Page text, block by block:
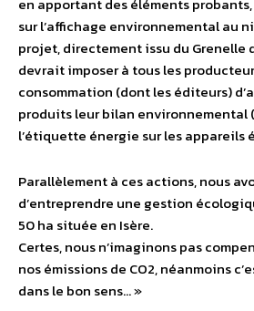
en apportant des éléments
sur l’affichage environnemental au
projet, directement issu du Grenelle
devrait imposer à tous les
consommation (dont les éditeurs)
produits leur bilan environnemental
l’étiquette énergie sur les appareils
Parallèlement à ces actions, nous
d’entreprendre une gestion
50 ha située en Isère.
Certes, nous n’imaginons pas
nos émissions de CO2, néanmoins
dans le bon sens… »